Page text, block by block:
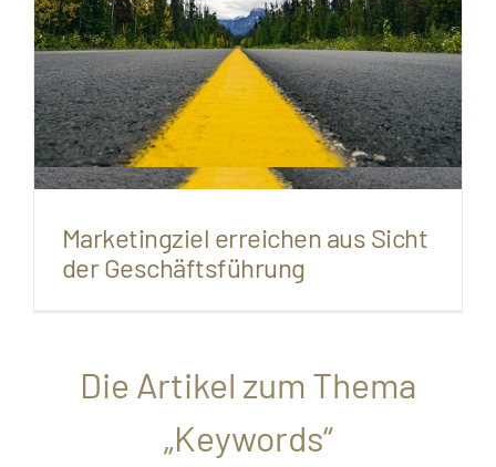
Marketingziel erreichen aus Sicht
der Geschäftsführung
Die Artikel zum Thema
„Keywords“